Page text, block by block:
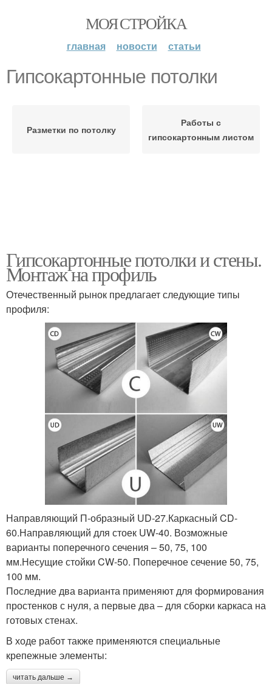
МОЯ СТРОЙКА
главная новости статьи
Гипсокартонные потолки
Разметки по потолку
Работы с
гипсокартонным листом
Гипсокартонные потолки и стены.
Монтаж на профиль
Отечественный рынок предлагает следующие типы
профиля:
Направляющий П-образный UD-27.Каркасный CD-
60.Направляющий для стоек UW-40. Возможные
варианты поперечного сечения – 50, 75, 100
мм.Несущие стойки CW-50. Поперечное сечение 50, 75,
100 мм.
Последние два варианта применяют для формирования
простенков с нуля, а первые два – для сборки каркаса на
готовых стенах.
В ходе работ также применяются специальные
крепежные элементы:
читать дальше →